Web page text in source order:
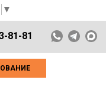
▼
81-81